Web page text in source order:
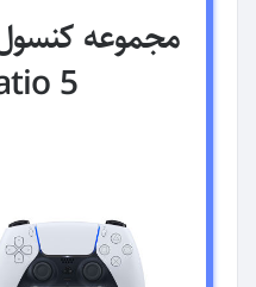
مجموعه
5